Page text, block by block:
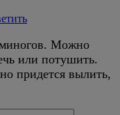
Можно
или потушить.
придется вылить,